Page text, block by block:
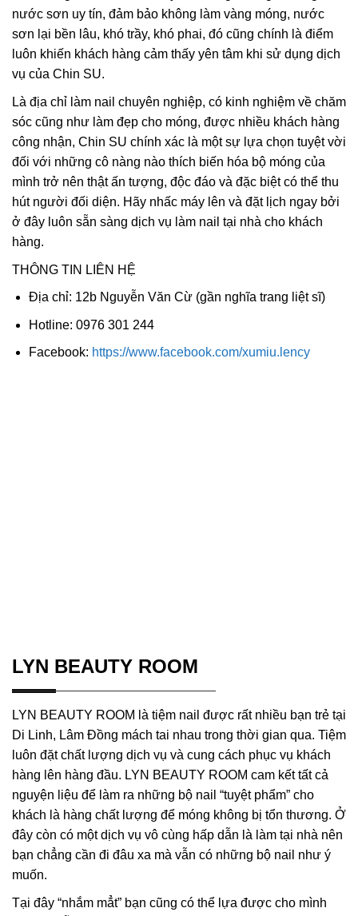
nước sơn uy tín, đảm bảo không làm vàng móng, nước
sơn lại bền lâu, khó trầy, khó phai, đó cũng chính là điểm
luôn khiến khách hàng cảm thấy yên tâm khi sử dụng dịch
vụ của Chin SU.
Là địa chỉ làm nail chuyên nghiệp, có kinh nghiệm về chăm
sóc cũng như làm đẹp cho móng, được nhiều khách hàng
công nhận, Chin SU chính xác là một sự lựa chọn tuyệt vời
đối với những cô nàng nào thích biến hóa bộ móng của
mình trở nên thật ấn tượng, độc đáo và đặc biệt có thể thu
hút người đối diện. Hãy nhấc máy lên và đặt lịch ngay bởi
ở đây luôn sẵn sàng dịch vụ làm nail tại nhà cho khách
hàng.
THÔNG TIN LIÊN HỆ
Địa chỉ: 12b Nguyễn Văn Cừ (gần nghĩa trang liệt sĩ)
Hotline: 0976 301 244
Facebook: https://www.facebook.com/xumiu.lency
LYN BEAUTY ROOM
LYN BEAUTY ROOM là tiệm nail được rất nhiều bạn trẻ tại
Di Linh, Lâm Đồng mách tai nhau trong thời gian qua. Tiệm
luôn đặt chất lượng dịch vụ và cung cách phục vụ khách
hàng lên hàng đầu. LYN BEAUTY ROOM cam kết tất cả
nguyện liệu để làm ra những bộ nail “tuyệt phẩm” cho
khách là hàng chất lượng để móng không bị tổn thương. Ở
đây còn có một dịch vụ vô cùng hấp dẫn là làm tại nhà nên
bạn chẳng cần đi đâu xa mà vẫn có những bộ nail như ý
muốn.
Tại đây “nhắm mẳt” bạn cũng có thể lựa được cho mình